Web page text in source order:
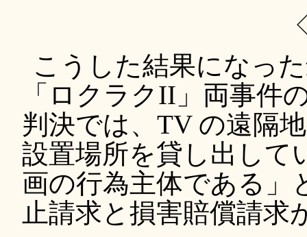
こうした結果になっ
「ロクラクII」両事件
判決では、TV の遠隔
設置場所を貸し出して
画の行為主体である」
止請求と損害賠償請求